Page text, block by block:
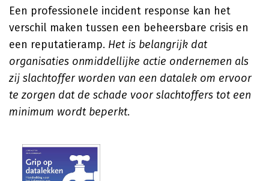
Een professionele incident response kan het
verschil maken tussen een beheersbare crisis en
een reputatieramp. Het is belangrijk dat
organisaties onmiddellijke actie ondernemen als
zij slachtoffer worden van een datalek om ervoor
te zorgen dat de schade voor slachtoffers tot een
minimum wordt beperkt.